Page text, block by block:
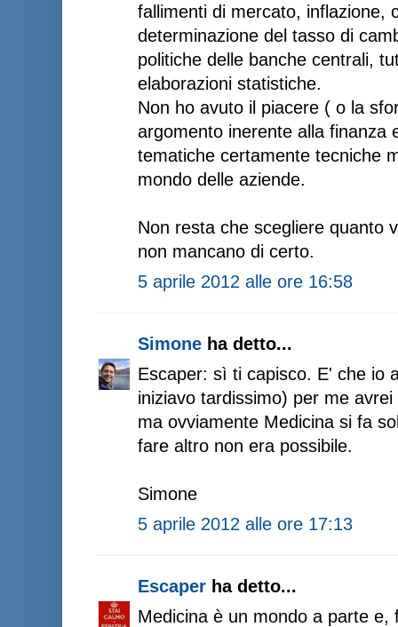
fallimenti di mercato, inflazione,
determinazione del tasso di
politiche delle banche centrali,
elaborazioni statistiche.
Non ho avuto il piacere ( o la
argomento inerente alla finanza
tematiche certamente tecniche
mondo delle aziende.
Non resta che scegliere quanto
non mancano di certo.
5 aprile 2012 alle ore 16:58
Simone ha detto...
Escaper: sì ti capisco. E' che io
iniziavo tardissimo) per me
ma ovviamente Medicina si fa
fare altro non era possibile.
Simone
5 aprile 2012 alle ore 17:13
Escaper ha detto...
Medicina è un mondo a parte